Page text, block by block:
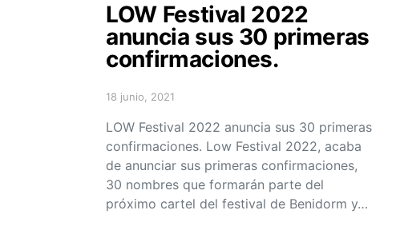
LOW Festival 2022
anuncia sus 30 primeras
confirmaciones.
Posted on
18 junio, 2021
LOW Festival 2022 anuncia sus 30 primeras
confirmaciones. Low Festival 2022, acaba
de anunciar sus primeras confirmaciones,
30 nombres que formarán parte del
próximo cartel del festival de Benidorm y…